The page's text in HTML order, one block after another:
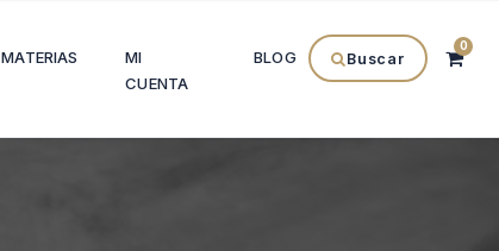
MATERIAS
MI
CUENTA
BLOG Buscar
0